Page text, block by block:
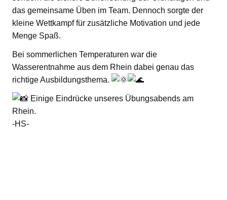
das gemeinsame Üben im Team. Dennoch sorgte der
kleine Wettkampf für zusätzliche Motivation und jede
Menge Spaß.
Bei sommerlichen Temperaturen war die
Wasserentnahme aus dem Rhein dabei genau das
richtige Ausbildungsthema.
Einige Eindrücke unseres Übungsabends am
Rhein.
-HS-